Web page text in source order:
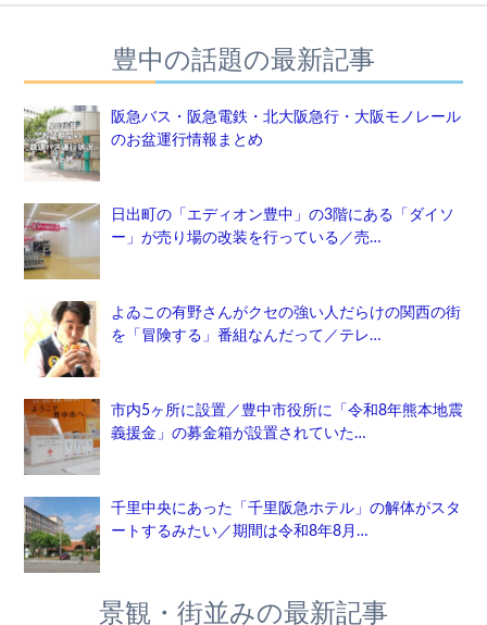
豊中の話題の最新記事
阪急バス・阪急電鉄・北大阪急行・大阪モノレール
のお盆運行情報まとめ
日出町の「エディオン豊中」の3階にある「ダイソ
ー」が売り場の改装を行っている／売…
よゐこの有野さんがクセの強い人だらけの関西の街
を「冒険する」番組なんだって／テレ…
市内5ヶ所に設置／豊中市役所に「令和8年熊本地震
義援金」の募金箱が設置されていた…
千里中央にあった「千里阪急ホテル」の解体がスタ
ートするみたい／期間は令和8年8月…
景観・街並みの最新記事